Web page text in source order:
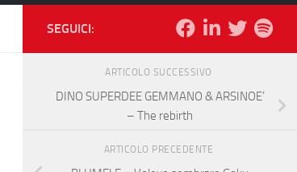
SEGUICI:
ARTICOLO SUCCESSIVO
DINO SUPERDEE GEMMANO & ARSINOE’
– The rebirth
ARTICOLO PRECEDENTE